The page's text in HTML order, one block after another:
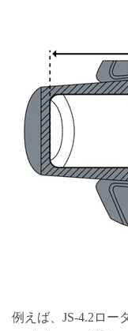
例えば、JS-4.2ロー